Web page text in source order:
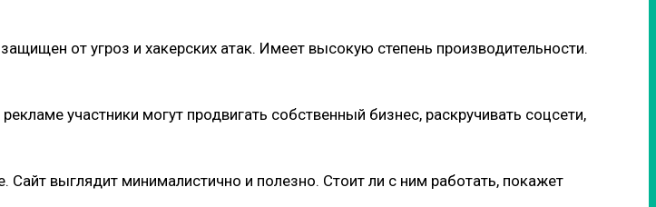
от угроз и хакерских атак. Имеет высокую степень производительности.
участники могут продвигать собственный бизнес, раскручивать соцсети,
выглядит минималистично и полезно. Стоит ли с ним работать, покажет